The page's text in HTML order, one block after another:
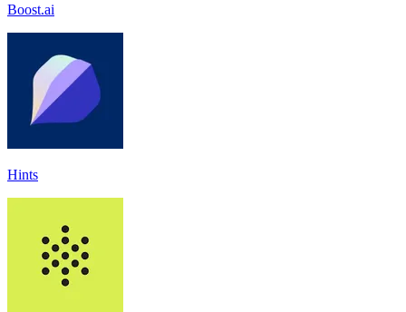
Boost.ai
Hints